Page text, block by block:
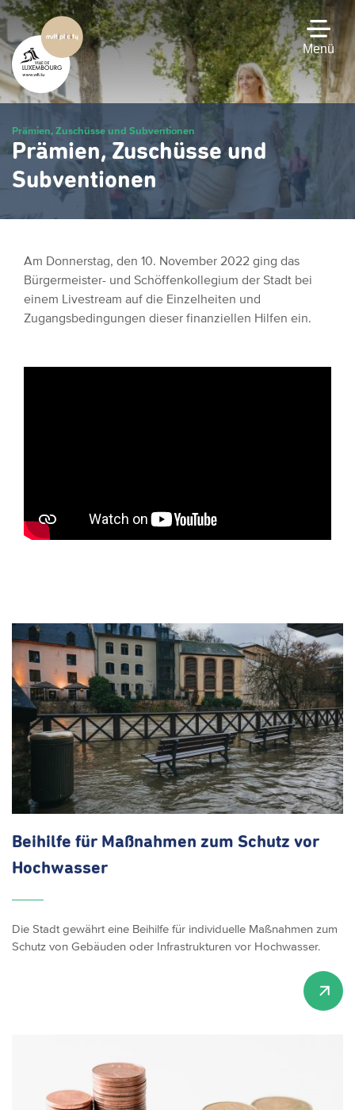
Zum
Hauptinhalt
gehen
Menü
Prämien, Zuschüsse und Subventionen
Prämien, Zuschüsse und
Subventionen
Am Donnerstag, den 10. November 2022 ging das
Bürgermeister- und Schöffenkollegium der Stadt bei
einem Livestream auf die Einzelheiten und
Zugangsbedingungen dieser finanziellen Hilfen ein.
Beihilfe für Maßnahmen zum Schutz vor
Hochwasser
Die Stadt gewährt eine Beihilfe für individuelle Maßnahmen zum
Schutz von Gebäuden oder Infrastrukturen vor Hochwasser.